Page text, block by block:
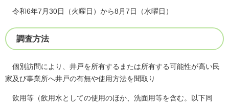
令和6年7月30日（火曜日）から8月7日（水曜日）
調査方法
個別訪問により、井戸を所有するまたは所有する可能性が高い民
家及び事業所へ井戸の有無や使用方法を聞取り
飲用等（飲用水としての使用のほか、洗面用等を含む。以下同